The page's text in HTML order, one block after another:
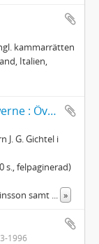
kammarrätten
Italien,
Johann Georg Gichtel: Gichtels lefwerne : Översättning från tyskan av Johan Lilliander, segelmakare
J. G. Gichtel i
s., felpaginerad)
samt
»
1996